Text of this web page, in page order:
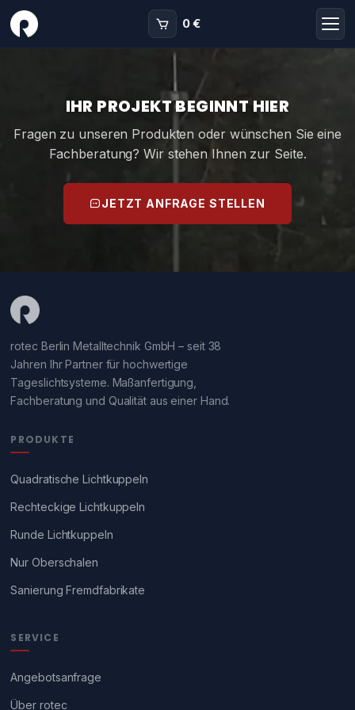
0 €
IHR PROJEKT BEGINNT HIER
Fragen zu unseren Produkten oder wünschen Sie eine
Fachberatung? Wir stehen Ihnen zur Seite.
JETZT ANFRAGE STELLEN
rotec Berlin Metalltechnik GmbH – seit 38
Jahren Ihr Partner für hochwertige
Tageslichtsysteme. Maßanfertigung,
Fachberatung und Qualität aus einer Hand.
PRODUKTE
Quadratische Lichtkuppeln
Rechteckige Lichtkuppeln
Runde Lichtkuppeln
Nur Oberschalen
Sanierung Fremdfabrikate
SERVICE
Angebotsanfrage
Über rotec